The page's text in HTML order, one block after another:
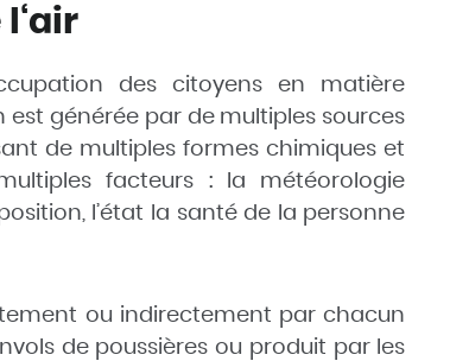
des citoyens en matière
est générée par de multiples sources
de multiples formes chimiques et
facteurs : la météorologie
l’état la santé de la personne
ou indirectement par chacun
de poussières ou produit par les